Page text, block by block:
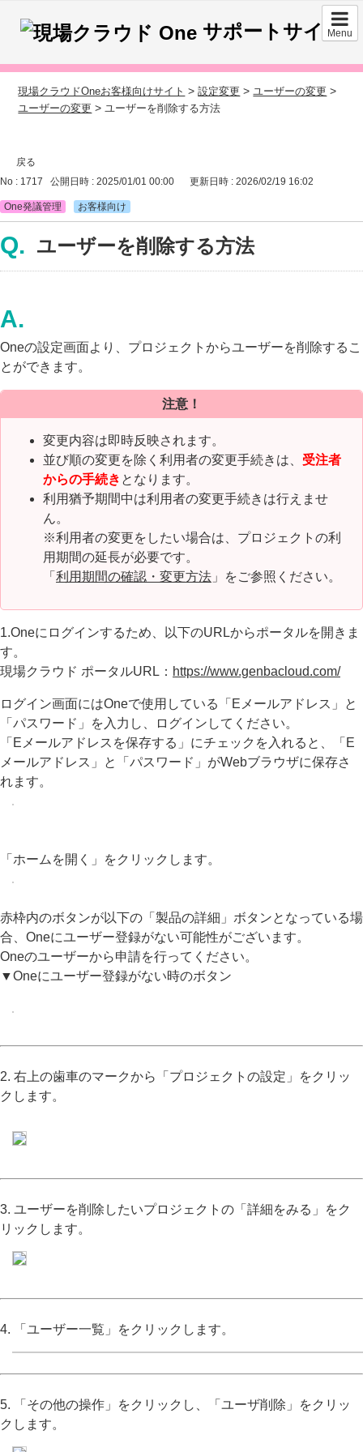
Menu
サポートサイト
現場クラウドOneお客様向けサイト >設定変更 > ユーザーの変更 >
ユーザーの変更 > ユーザーを削除する方法
戻る
No : 1717
公開日時 : 2025/01/01 00:00 更新日時 : 2026/02/19 16:02
One発議管理 お客様向け
ユーザーを削除する方法
Oneの設定画面より、プロジェクトからユーザーを削除するこ
とができます。
注意！
変更内容は即時反映されます。
並び順の変更を除く利用者の変更手続きは、 受注者
からの手続き となります。
利用猶予期間中は利用者の変更手続きは行えませ
ん。
※利用者の変更をしたい場合は、プロジェクトの利
用期間の延長が必要です。
「 利用期間の確認・変更方法 」をご参照ください。
1.Oneにログインするため、以下のURLからポータルを開きま
す。
現場クラウド ポータルURL： https://www.genbacloud.com/
ログイン画面にはOneで使用している「Eメールアドレス」と
「パスワード」を入力し、ログインしてください。
「Eメールアドレスを保存する」にチェックを入れると、「E
メールアドレス」と「パスワード」がWebブラウザに保存さ
れます。
「ホームを開く」をクリックします。
赤枠内のボタンが以下の「製品の詳細」ボタンとなっている場
合、Oneにユーザー登録がない可能性がございます。
Oneのユーザーから申請を行ってください。
▼Oneにユーザー登録がない時のボタン
2. 右上の歯車のマークから「プロジェクトの設定」をクリッ
クします。
3. ユーザーを削除したいプロジェクトの「詳細をみる」をク
リックします。
4. 「ユーザー一覧」をクリックします。
5. 「その他の操作」をクリックし、「ユーザ削除」をクリッ
クします。